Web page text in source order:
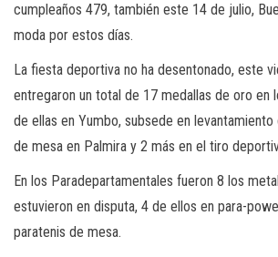
cumpleaños 479, también este 14 de julio,
moda por estos días.
La fiesta deportiva no ha desentonado, este
entregaron un total de 17 medallas de oro en
de ellas en Yumbo, subsede en
de mesa en Palmira y 2 más en el tiro
En los Paradepartamentales fueron 8 los
estuvieron en disputa, 4 de ellos en para-
paratenis de mesa.